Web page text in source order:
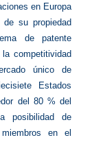
en Europa
su propiedad
de patente
competitividad
único de
Estados
del 80 % del
posibilidad de
en el